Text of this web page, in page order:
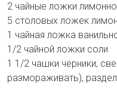
2 чайные ложки
5 столовых ложек
1 чайная ложка
1/2 чайной ложки соли
1 1/2 чашки черники,
размораживать),